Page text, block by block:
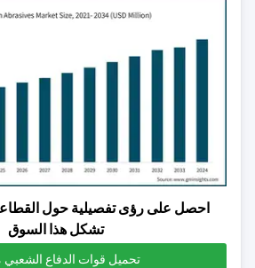
احصل على رؤى تفصيلية حول
تشكل هذا السوق
تحميل قوات الدفاع الشعبي